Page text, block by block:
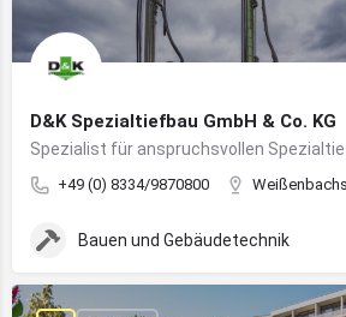
D&K Spezialtiefbau GmbH & Co. KG
+49 (0) 8334/9870800
Bauen und Gebäudetechnik